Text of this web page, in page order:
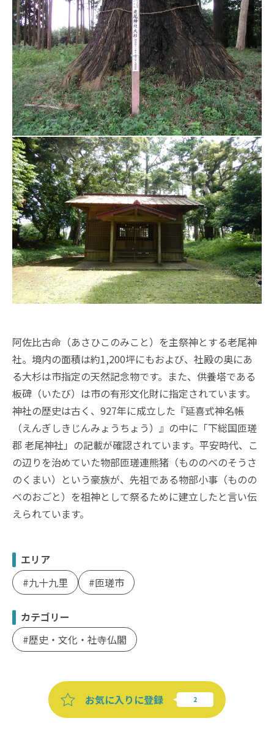
阿佐比古命（あさひこのみこと）を主祭神とする老尾神
社。境内の面積は約1,200坪にもおよび、社殿の奥にあ
る大杉は市指定の天然記念物です。また、供養塔である
板碑（いたび）は市の有形文化財に指定されています。
神社の歴史は古く、927年に成立した『延喜式神名帳
（えんぎしきじんみょうちょう）』の中に「下総国匝瑳
郡 老尾神社」の記載が確認されています。平安時代、こ
の辺りを治めていた物部匝瑳連熊猪（もののべのそうさ
のくまい）という豪族が、先祖である物部小事（ものの
べのおごと）を祖神として祭るために建立したと言い伝
えられています。
エリア
九十九里
匝瑳市
カテゴリー
歴史・文化・社寺仏閣
お気に入りに登録